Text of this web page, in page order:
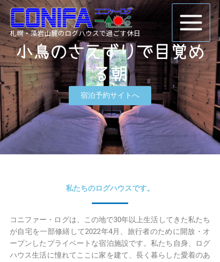
内
容
を
ス
キ
ッ
プ
札幌・藻岩山麓のログハウスで過ごす休日
小鳥のさえずりで目覚め
る朝
宿泊予約サイトへ
私たちのログハウスです。
コニファー・ログは、この地で30年以上生活してきた私たち
が自宅を一部修繕して2022年4月、旅行者のために開放・オ
ープンしたプライベートな宿泊施設です。私たち自身、ログ
ハウス生活に憧れてここに家を建て、長く暮らした愛着のあ